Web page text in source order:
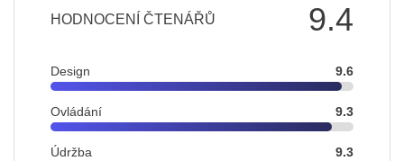
9.4
HODNOCENÍ ČTENÁŘŮ
Design 9.6
Ovládání 9.3
Údržba 9.3